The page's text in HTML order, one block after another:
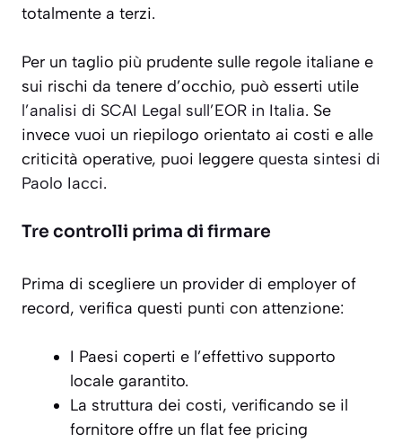
totalmente a terzi.
Per un taglio più prudente sulle regole italiane e
sui rischi da tenere d’occhio, può esserti utile
l’analisi di SCAI Legal sull’EOR in Italia. Se
invece vuoi un riepilogo orientato ai costi e alle
criticità operative, puoi leggere questa sintesi di
Paolo Iacci.
Tre controlli prima di firmare
Prima di scegliere un provider di employer of
record, verifica questi punti con attenzione:
I Paesi coperti e l’effettivo supporto
locale garantito.
La struttura dei costi, verificando se il
fornitore offre un flat fee pricing